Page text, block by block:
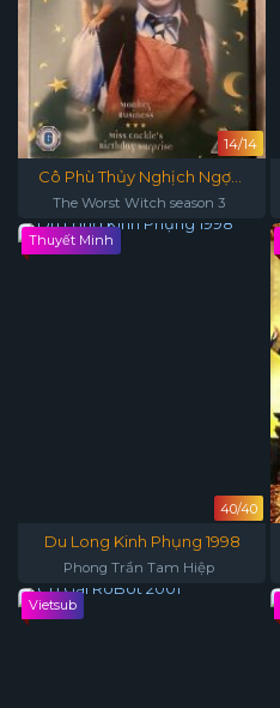
14/14
Cô Phù Thủy Nghịch Ngợm
(Phần 3)
The Worst Witch season 3
Thuyết Minh
40/40
Du Long Kinh Phụng 1998
Phong Trần Tam Hiệp
Vietsub